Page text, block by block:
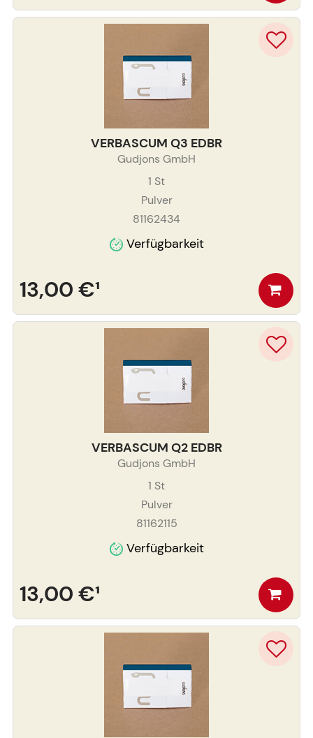
VERBASCUM Q3 EDBR
Gudjons GmbH
1 St
Pulver
81162434
Verfügbarkeit
13,00 €¹
VERBASCUM Q2 EDBR
Gudjons GmbH
1 St
Pulver
81162115
Verfügbarkeit
13,00 €¹